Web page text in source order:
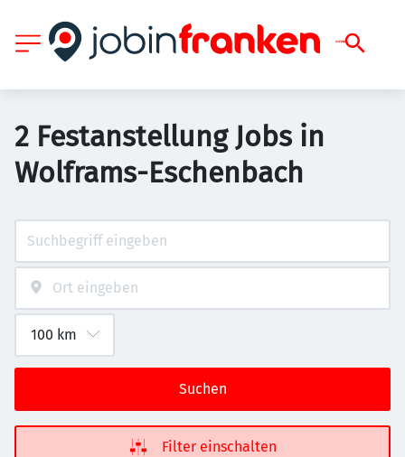
2 Festanstellung Jobs in
Wolframs-Eschenbach
Suchen
Filter einschalten